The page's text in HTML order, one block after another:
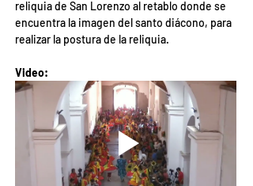
reliquia de San Lorenzo al retablo donde se
encuentra la imagen del santo diácono, para
realizar la postura de la reliquia.
Video: